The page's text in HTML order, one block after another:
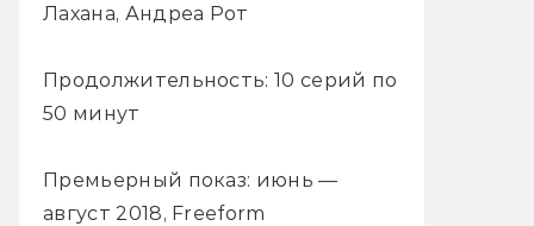
Лахана, Андреа Рот
Продолжительность: 10 серий по
50 минут
Премьерный показ: июнь —
август 2018, Freeform